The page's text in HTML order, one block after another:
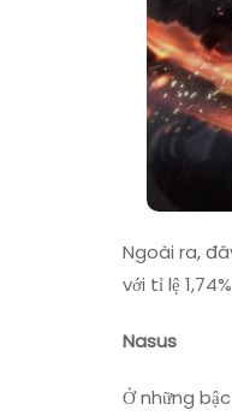
Ngoài ra,
với tỉ lệ
Nasus
Ở những